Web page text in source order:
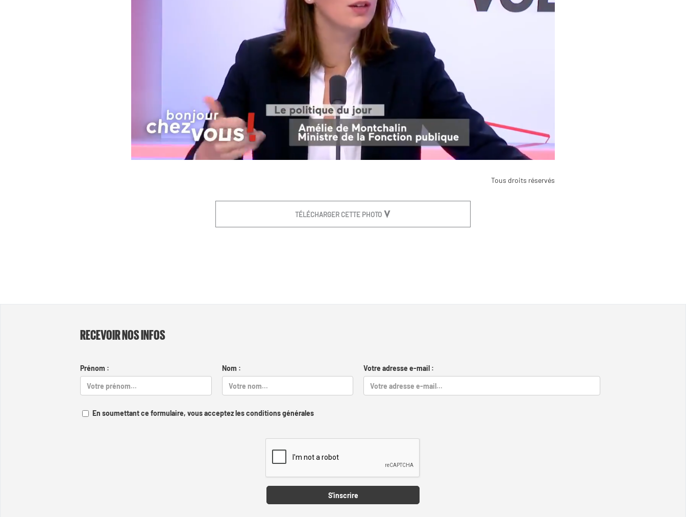
Tous droits réservés
TÉLÉCHARGER CETTE PHOTO
RECEVOIR NOS INFOS
Prénom : Nom : Votre adresse e-mail :
En soumettant ce formulaire, vous acceptez les conditions générales
S'inscrire